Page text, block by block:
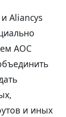
Aliancys
АОС
и иных